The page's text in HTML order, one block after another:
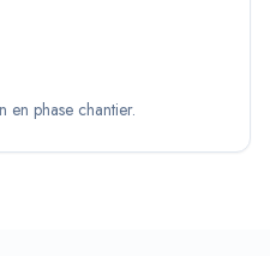
en phase chantier.